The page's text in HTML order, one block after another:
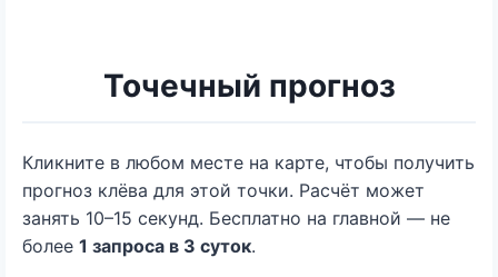
Точечный прогноз
Кликните в любом месте на карте, чтобы получить
прогноз клёва для этой точки. Расчёт может
занять 10–15 секунд. Бесплатно на главной — не
более 1 запроса в 3 суток.